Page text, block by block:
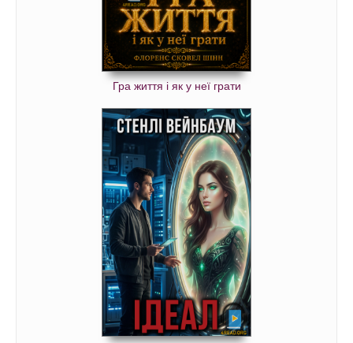
Гра життя і як у неї грати